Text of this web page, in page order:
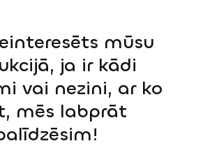
mūsu
ja ir kādi
vai nezini, ar ko
mēs labprāt